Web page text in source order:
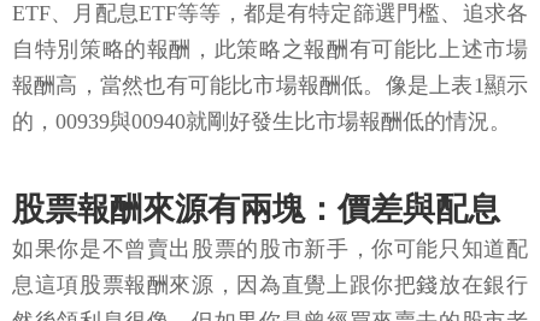
ETF、月配息ETF等等，都是有特定篩選門檻、追求各
自特別策略的報酬，此策略之報酬有可能比上述市場
報酬高，當然也有可能比市場報酬低。像是上表1顯示
的，00939與00940就剛好發生比市場報酬低的情況。
股票報酬來源有兩塊：價差與配息
如果你是不曾賣出股票的股市新手，你可能只知道配
息這項股票報酬來源，因為直覺上跟你把錢放在銀行